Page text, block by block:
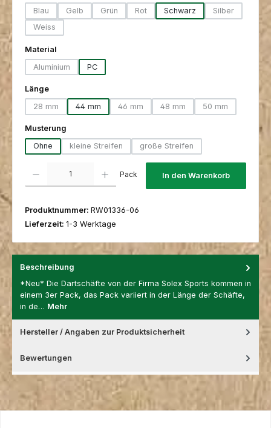
Blau
(Diese Option ist zurzeit nicht verfügbar.)
Gelb
(Diese Option ist zurzeit nicht verfügbar.)
Grün
(Diese Option ist zurzeit nicht verfügbar.)
Rot
(Diese Option ist zurzeit nicht
Schwarz Silber
(Diese
Weiss
(Diese Option ist zurzeit nicht verfügbar.)
Material
Aluminium
(Diese Option ist zurzeit nicht verfügbar.)
PC
Längeauswählen
28 mm
(Diese Option ist zurzeit nicht verfügbar.)
44 mm 46 mm
(Diese Option ist zurzeit nicht verfügbar.)
48 mm
(Diese Option ist zurzeit
50 mm
(Diese Option
Musterung
Ohne
kleine Streifen
(Diese Option ist zurzeit nicht verfügbar.)
große Streifen
(Diese Option ist zurzeit nicht
Produkt Anzahl: Gib den gewünschten Wert ein oder benutze die
Pack In den Warenkorb
Produktnummer: RW01336-06
Lieferzeit: 1-3 Werktage
Beschreibung
*Neu* Die Dartschäfte von der Firma Solex Sports kommen in
einem 3er Pack, das Pack variiert in der Länge der Schäfte,
in de… Mehr
Hersteller / Angaben zur Produktsicherheit
Bewertungen